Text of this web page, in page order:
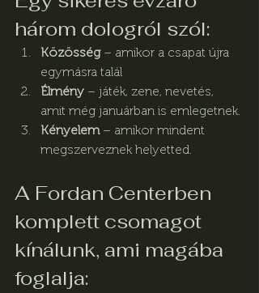
három dologról szól:
Közösség – amikor a csapat újra
egymásra talál
Élmény – játék, zene, nevetés,
amit még januárban is emlegetnek.
Kényelem – amikor mindent
megszerveznek helyetted.
A Fordan Centerben
komplett csomagot
kínálunk, ami magába
foglalja: